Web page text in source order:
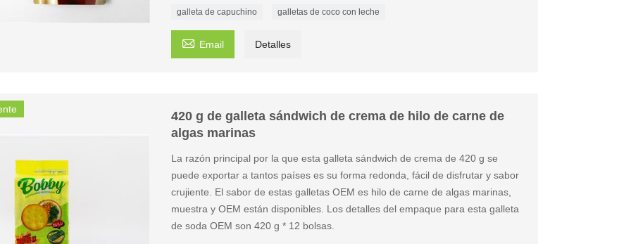
galleta de capuchino galletas de coco con leche
 Email Detalles
420 g de galleta sándwich de crema de hilo de carne de
algas marinas
La razón principal por la que esta galleta sándwich de crema de 420 g se
puede exportar a tantos países es su forma redonda, fácil de disfrutar y sabor
crujiente. El sabor de estas galletas OEM es hilo de carne de algas marinas,
muestra y OEM están disponibles. Los detalles del empaque para esta galleta
de soda OEM son 420 g * 12 bolsas.